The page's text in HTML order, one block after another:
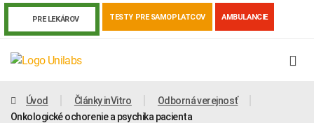
PRE LEKÁROV TESTY PRE SAMOPLATCOV AMBULANCIE
Úvod Články inVitro
Odborná verejnosť
Onkologické ochorenie a psychika pacienta